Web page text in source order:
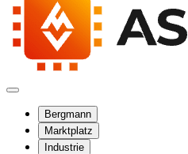
Bergmann
Marktplatz
Industrie